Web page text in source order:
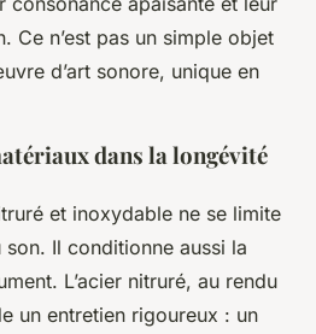
Ce n’est pas un simple objet
d’art sonore, unique en
dans la longévité
et inoxydable ne se limite
Il conditionne aussi la
L’acier nitruré, au rendu
un entretien rigoureux : un